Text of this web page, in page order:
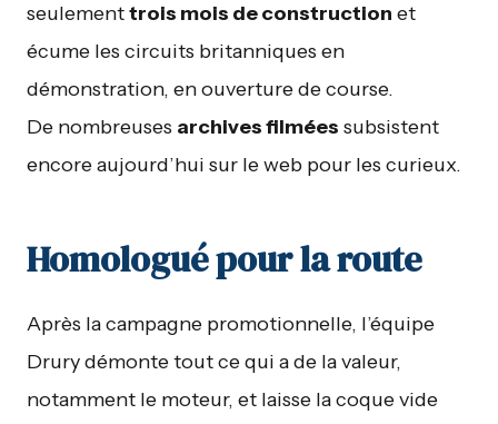
seulementtrois mois de construction et
écume les circuits britanniques en
démonstration, en ouverture de course.
De nombreuses archives filmées subsistent
encore aujourd’hui sur le web pour les curieux.
Homologué pour la route
Après la campagne promotionnelle, l’équipe
Drury démonte tout ce qui a de la valeur,
notamment le moteur, et laisse la coque vide